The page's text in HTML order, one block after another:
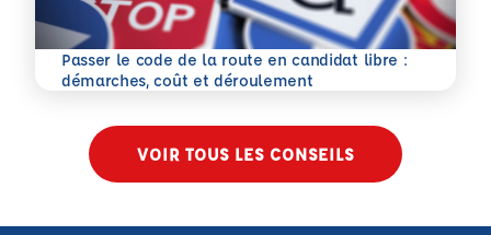
Passer le code de la route en candidat libre :
démarches, coût et déroulement
En savoir plus
VOIR TOUS LES CONSEILS